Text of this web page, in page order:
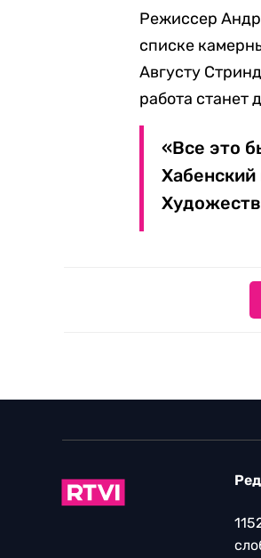
Режиссер
списке
Августу
работа станет
«Все это